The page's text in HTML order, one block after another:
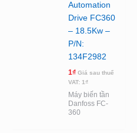
Automation
Drive FC360
– 18.5Kw –
P/N:
134F2982
1₫ Giá sau thuế
VAT: 1₫
Máy biến tần
Danfoss FC-
360